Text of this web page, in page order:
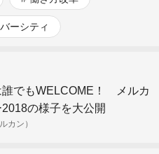
ーシティ
誰でもWELCOME！ メルカ
の様子を大公開
カン）